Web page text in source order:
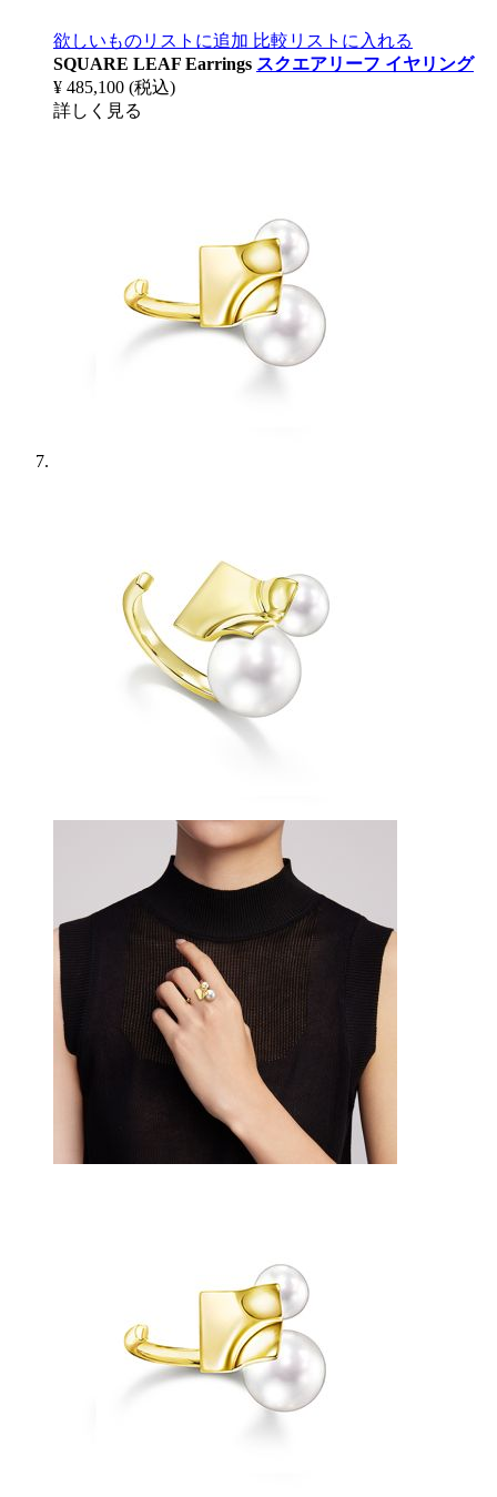
欲しいものリストに追加 比較リストに入れる
SQUARE LEAF Earrings スクエアリーフ イヤリング
¥ 485,100 (税込)
詳しく見る